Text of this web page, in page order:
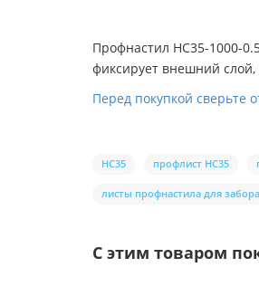
Профнастил НС35-1000-
фиксирует внешний
Перед покупкой сверьте
НС35 профлист НС35
листы профнастила для забора
С этим товаром